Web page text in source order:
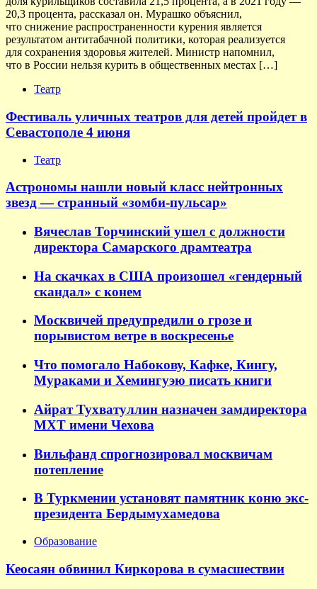
20,3 процента, рассказал он. Мурашко объяснил,
что снижение распространенности курения является
результатом антитабачной политики, которая реализуется
для сохранения здоровья жителей. Министр напомнил,
что в России нельзя курить в общественных местах […]
Театр
Фестиваль уличных театров для детей пройдет в
Севастополе 4 июня
Театр
Астрономы нашли новый класс нейтронных
звезд — странный «зомби-пульсар»
Вячеслав Торчинский ушел с должности
директора Самарского драмтеатра
На скачках в США произошел «гендерный
скандал» с конем
Москвичей предупредили о грозе и
порывистом ветре в воскресенье
Что помогало Набокову, Кафке, Кингу,
Мураками и Хемингуэю писать книги
Айрат Тухватуллин назначен замдиректора
МХТ имени Чехова
Вильфанд спрогнозировал москвичам
потепление
В Туркмении установят памятник коню экс-
президента Бердымухамедова
Образование
Кеосаян обвинил Киркорова в сумасшествии